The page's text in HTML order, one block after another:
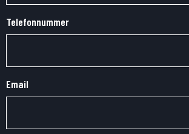
Telefonnummer
Email